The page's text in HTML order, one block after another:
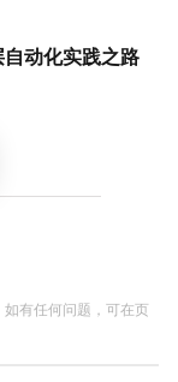
动化实践之路
有任何问题，可在页